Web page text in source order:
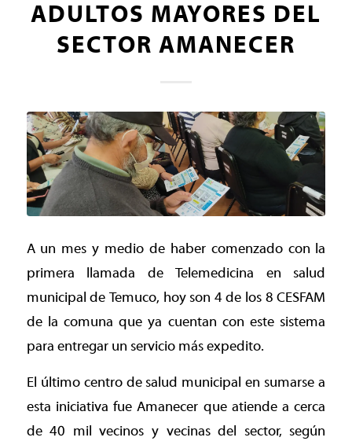
ADULTOS MAYORES DEL
SECTOR AMANECER
A un mes y medio de haber comenzado con la
primera llamada de Telemedicina en salud
municipal de Temuco, hoy son 4 de los 8 CESFAM
de la comuna que ya cuentan con este sistema
para entregar un servicio más expedito.
El último centro de salud municipal en sumarse a
esta iniciativa fue Amanecer que atiende a cerca
de 40 mil vecinos y vecinas del sector, según